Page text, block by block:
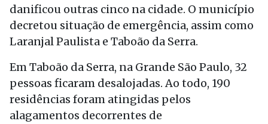
danificou outras cinco na cidade. O município
decretou situação de emergência, assim como
Laranjal Paulista e Taboão da Serra.
Em Taboão da Serra, na Grande São Paulo, 32
pessoas ficaram desalojadas. Ao todo, 190
residências foram atingidas pelos
alagamentos decorrentes de